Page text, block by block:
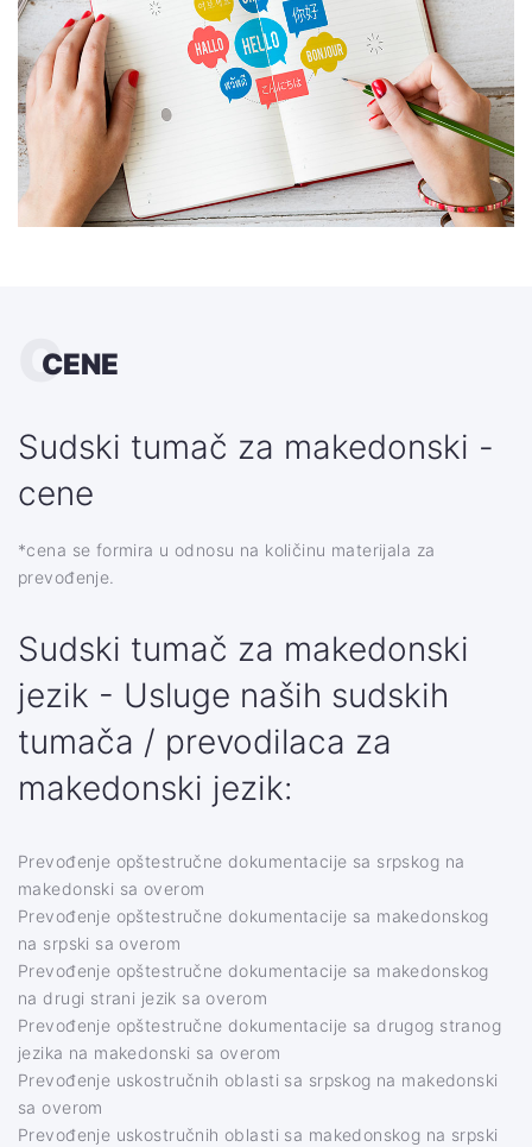
C
CENE
Sudski tumač za makedonski -
cene
*cena se formira u odnosu na količinu materijala za
prevođenje.
Sudski tumač za makedonski
jezik - Usluge naših sudskih
tumača / prevodilaca za
makedonski jezik:
Prevođenje opštestručne dokumentacije sa srpskog na
makedonski sa overom
Prevođenje opštestručne dokumentacije sa makedonskog
na srpski sa overom
Prevođenje opštestručne dokumentacije sa makedonskog
na drugi strani jezik sa overom
Prevođenje opštestručne dokumentacije sa drugog stranog
jezika na makedonski sa overom
Prevođenje uskostručnih oblasti sa srpskog na makedonski
sa overom
Prevođenje uskostručnih oblasti sa makedonskog na srpski